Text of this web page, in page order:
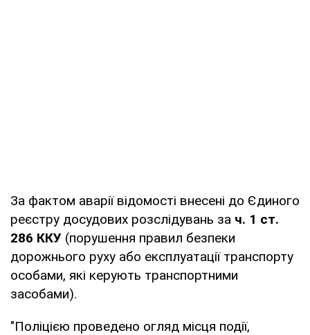
За фактом аварії відомості внесені до Єдиного
реєстру досудових розслідувань за ч. 1 ст.
286 ККУ (порушення правил безпеки
дорожнього руху або експлуатації транспорту
особами, які керують транспортними
засобами).
"Поліцією проведено огляд місця події,